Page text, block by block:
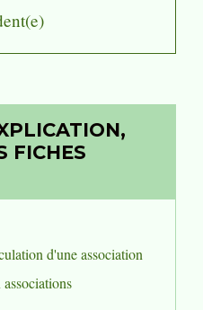
FICHES
d'une association